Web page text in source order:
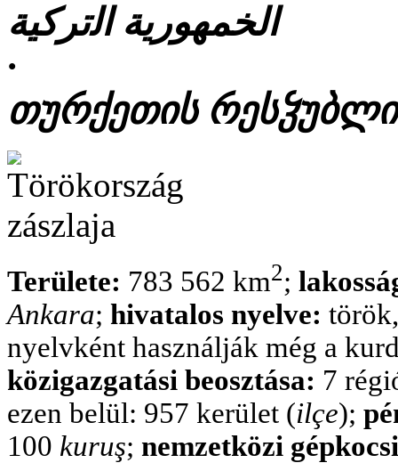
ﺍﻟﺨﻤﻬﻮﺭﻳﺔ ﺍﻟﺗﺮﻛﻴﺔ
·
თურქეთის
Területe: 783 562 km2;
Ankara; hivatalos nyelve:
nyelvként használják még a
közigazgatási beosztása: 7
ezen belül: 957 kerület (ilçe);
100 kuruş; nemzetközi